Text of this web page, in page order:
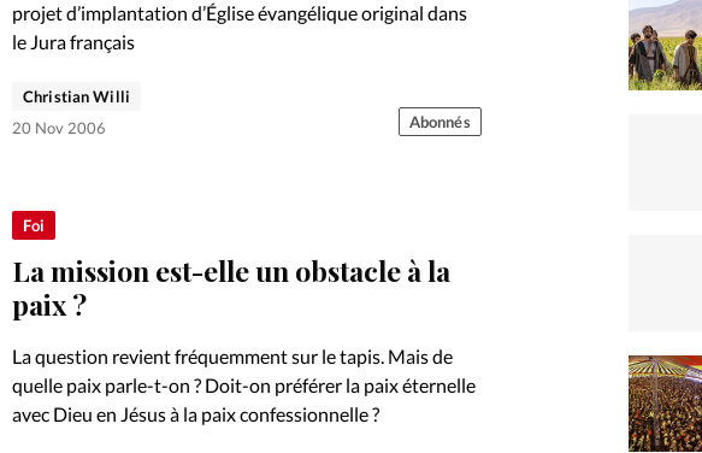
Mon compte
projet d’implantation d’Église évangélique original dans
le Jura français
Christian Willi
20 Nov 2006
Abonnés
Foi
La mission est-elle un obstacle à la
paix ?
La question revient fréquemment sur le tapis. Mais de
quelle paix parle-t-on ? Doit-on préférer la paix éternelle
avec Dieu en Jésus à la paix confessionnelle ?